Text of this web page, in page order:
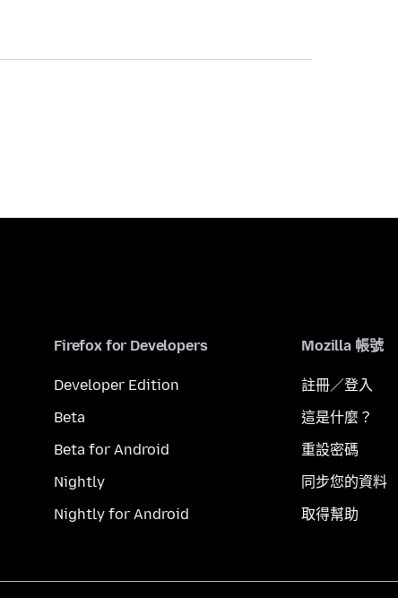
Firefox for Developers
Developer Edition
Beta
Beta for Android
Nightly
Nightly for Android
Mozilla 帳號
註冊／登入
這是什麼？
重設密碼
同步您的資料
取得幫助